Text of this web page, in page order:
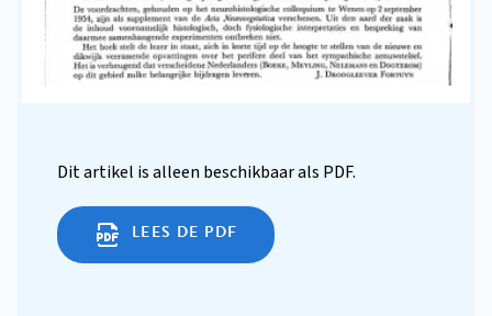
Dit artikel is alleen beschikbaar als PDF.
LEES DE PDF